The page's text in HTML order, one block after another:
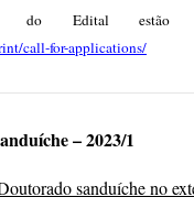
do Edital estão
call-for-applications/
– 2023/1
sanduíche no